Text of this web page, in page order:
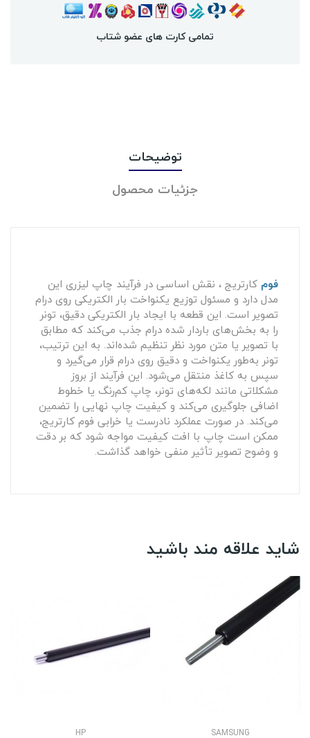
تمامی کارت های عضو شتاب
توضیحات
جزئیات محصول
فوم کارتریج ، نقش اساسی در فرآیند چاپ لیزری این
مدل دارد و مسئول توزیع یکنواخت بار الکتریکی روی درام
تصویر است. این قطعه با ایجاد بار الکتریکی دقیق، تونر
را به بخش‌های باردار شده درام جذب می‌کند که مطابق
با تصویر یا متن مورد نظر تنظیم شده‌اند. به این ترتیب،
تونر به‌طور یکنواخت و دقیق روی درام قرار می‌گیرد و
سپس به کاغذ منتقل می‌شود. این فرآیند از بروز
مشکلاتی مانند لکه‌های تونر، چاپ کم‌رنگ یا خطوط
اضافی جلوگیری می‌کند و کیفیت چاپ نهایی را تضمین
می‌کند. در صورت عملکرد نادرست یا خرابی فوم کارتریج،
ممکن است چاپ با افت کیفیت مواجه شود که بر دقت
و وضوح تصویر تأثیر منفی خواهد گذاشت.
شاید علاقه مند باشید
HP SAMSUNG